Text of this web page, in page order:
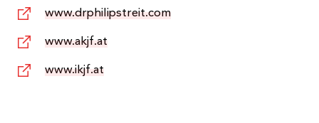
www.drphilipstreit.com
www.akjf.at
www.ikjf.at